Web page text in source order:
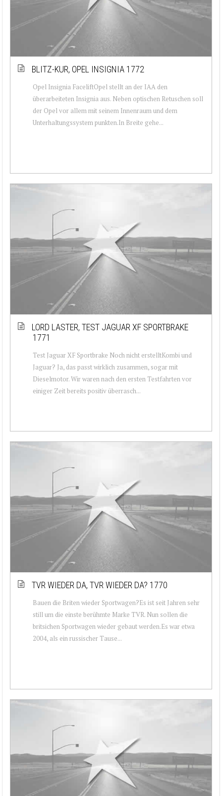
BLITZ-KUR, OPEL INSIGNIA 1772
Opel Insignia FaceliftOpel stellt an der IAA den
überarbeiteten Insignia aus. Neben optischen Retuschen soll
der Opel vor allem mit seinem Innenraum und dem
Unterhaltungssystem punkten.In Breite gehe...
LORD LASTER, TEST JAGUAR XF SPORTBRAKE
1771
Test Jaguar XF Sportbrake Noch nicht erstelltKombi und
Jaguar? Ja, das passt wirklich zusammen, sogar mit
Dieselmotor. Wir waren nach den ersten Testfahrten vor
einiger Zeit bereits positiv überrasch...
TVR WIEDER DA, TVR WIEDER DA? 1770
Bauen die Briten wieder Sportwagen?Es ist seit Jahren sehr
still um die einste berühmte Marke TVR. Nun sollen die
britsichen Sportwagen wieder gebaut werden.Es war etwa
2004, als ein russischer Tause...